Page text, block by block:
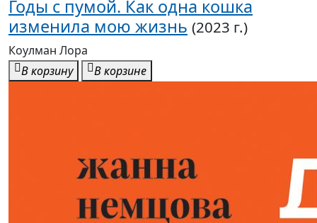
Годы с пумой. Как одна кошка
изменила мою жизнь (2023 г.)
Коулман Лора
В корзину
В корзине